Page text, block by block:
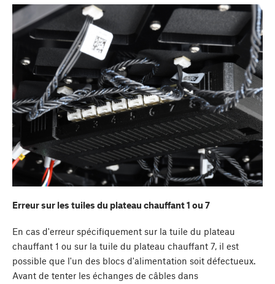
Erreur sur les tuiles du plateau chauffant 1 ou 7
En cas d'erreur spécifiquement sur la tuile du plateau
chauffant 1 ou sur la tuile du plateau chauffant 7, il est
possible que l'un des blocs d'alimentation soit défectueux.
Avant de tenter les échanges de câbles dans